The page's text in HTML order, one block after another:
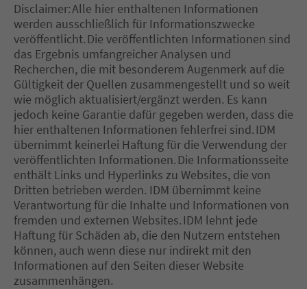
Disclaimer: Alle hier enthaltenen Informationen
werden ausschließlich für Informationszwecke
veröffentlicht. Die veröffentlichten Informationen sind
das Ergebnis umfangreicher Analysen und
Recherchen, die mit besonderem Augenmerk auf die
Gültigkeit der Quellen zusammengestellt und so weit
wie möglich aktualisiert/ergänzt werden. Es kann
jedoch keine Garantie dafür gegeben werden, dass die
hier enthaltenen Informationen fehlerfrei sind. IDM
übernimmt keinerlei Haftung für die Verwendung der
veröffentlichten Informationen. Die Informationsseite
enthält Links und Hyperlinks zu Websites, die von
Dritten betrieben werden. IDM übernimmt keine
Verantwortung für die Inhalte und Informationen von
fremden und externen Websites. IDM lehnt jede
Haftung für Schäden ab, die den Nutzern entstehen
können, auch wenn diese nur indirekt mit den
Informationen auf den Seiten dieser Website
zusammenhängen.